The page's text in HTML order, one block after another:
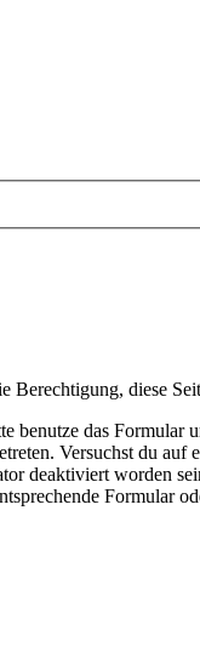
diese
benutze das Formular
Versuchst du
deaktiviert worden
Formular